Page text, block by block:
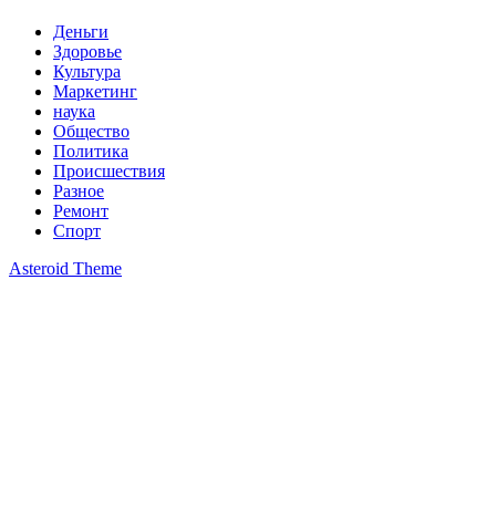
Деньги
Здоровье
Культура
Маркетинг
наука
Общество
Политика
Происшествия
Разное
Ремонт
Спорт
Asteroid Theme